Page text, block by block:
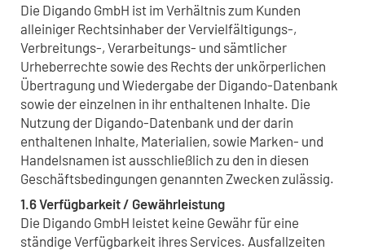
Die Digando GmbH ist im Verhältnis zum Kunden
alleiniger Rechtsinhaber der Vervielfältigungs-,
Verbreitungs-, Verarbeitungs- und sämtlicher
Urheberrechte sowie des Rechts der unkörperlichen
Übertragung und Wiedergabe der Digando-Datenbank
sowie der einzelnen in ihr enthaltenen Inhalte. Die
Nutzung der Digando-Datenbank und der darin
enthaltenen Inhalte, Materialien, sowie Marken- und
Handelsnamen ist ausschließlich zu den in diesen
Geschäftsbedingungen genannten Zwecken zulässig.
1.6 Verfügbarkeit / Gewährleistung
Die Digando GmbH leistet keine Gewähr für eine
ständige Verfügbarkeit ihres Services. Ausfallzeiten